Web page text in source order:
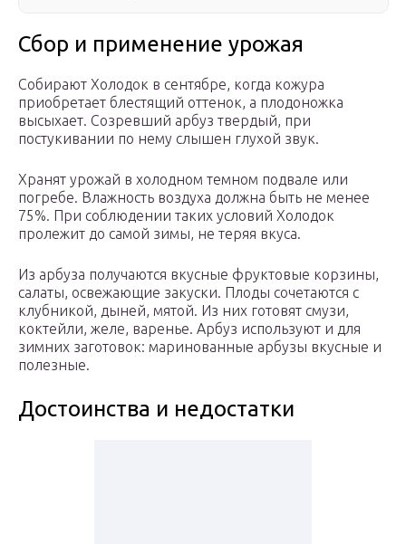
Сбор и применение урожая
Собирают Холодок в сентябре, когда кожура
приобретает блестящий оттенок, а плодоножка
высыхает. Созревший арбуз твердый, при
постукивании по нему слышен глухой звук.
Хранят урожай в холодном темном подвале или
погребе. Влажность воздуха должна быть не менее
75%. При соблюдении таких условий Холодок
пролежит до самой зимы, не теряя вкуса.
Из арбуза получаются вкусные фруктовые корзины,
салаты, освежающие закуски. Плоды сочетаются с
клубникой, дыней, мятой. Из них готовят смузи,
коктейли, желе, варенье. Арбуз используют и для
зимних заготовок: маринованные арбузы вкусные и
полезные.
Достоинства и недостатки